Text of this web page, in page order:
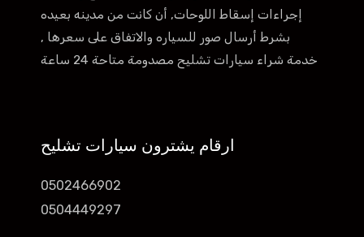
إجراءات إسقاط اللوحات, أن كانت من مدينه بعيده
بشرط أرسال صور للسياره والاتفاق على سعرها ,
خدمة شراء سيارات تشليح مصدومة متاحة 24 ساعة
ارقام يشترون سيارات تشليح
0502466902
0504449297